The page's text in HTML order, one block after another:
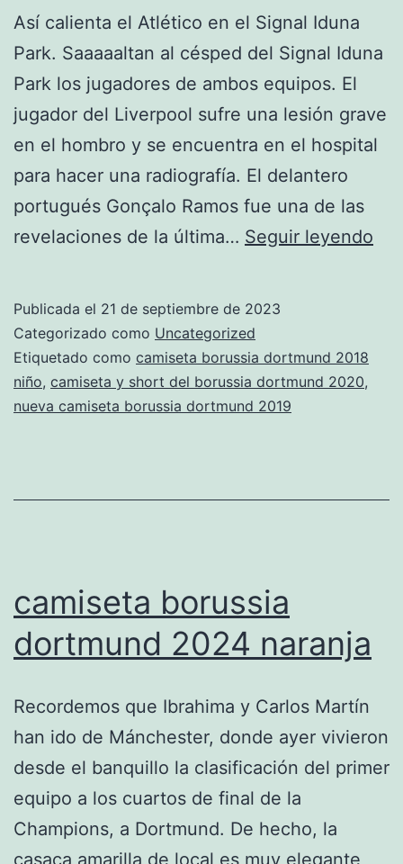
Así calienta el Atlético en el Signal Iduna
Park. Saaaaaltan al césped del Signal Iduna
Park los jugadores de ambos equipos. El
jugador del Liverpool sufre una lesión grave
en el hombro y se encuentra en el hospital
para hacer una radiografía. El delantero
portugués Gonçalo Ramos fue una de las
revelaciones de la última… Seguir leyendo
Publicada el 21 de septiembre de 2023
Categorizado como Uncategorized
Etiquetado como camiseta borussia dortmund 2018
niño, camiseta y short del borussia dortmund 2020,
nueva camiseta borussia dortmund 2019
camiseta borussia
dortmund 2024 naranja
Recordemos que Ibrahima y Carlos Martín
han ido de Mánchester, donde ayer vivieron
desde el banquillo la clasificación del primer
equipo a los cuartos de final de la
Champions, a Dortmund. De hecho, la
casaca amarilla de local es muy elegante,